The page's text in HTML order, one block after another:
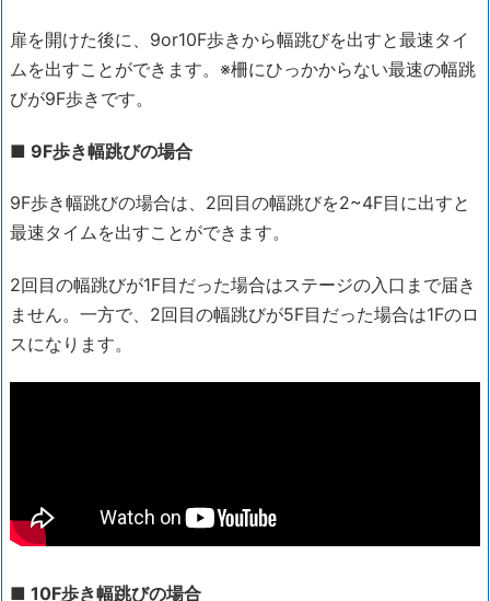
扉を開けた後に、9or10F歩きから幅跳びを出すと最速タイ
ムを出すことができます。※柵にひっかからない最速の幅跳
びが9F歩きです。
■ 9F歩き幅跳びの場合
9F歩き幅跳びの場合は、2回目の幅跳びを2~4F目に出すと
最速タイムを出すことができます。
2回目の幅跳びが1F目だった場合はステージの入口まで届き
ません。一方で、2回目の幅跳びが5F目だった場合は1Fのロ
スになります。
■ 10F歩き幅跳びの場合